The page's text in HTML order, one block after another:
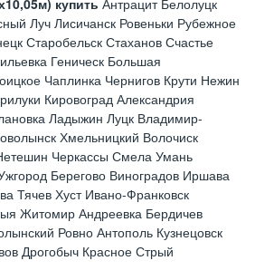
купить Антрацит Белолуцк
Луч Лисичанск Ровеньки Рубежное
Старобельск Стаханов Счастье
Геническ Большая
Чаплинка Чернигов Крути Нежин
Кировоград Александрия
Ладыжин Луцк Владимир-
Хмельницкий Волочиск
Черкассы Смела Умань
Берегово Виноградов Иршава
Тячев Хуст Ивано-Франковск
Житомир Андреевка Бердичев
Ровно Антополь Кузнецовск
Дрогобыч Красное Стрый